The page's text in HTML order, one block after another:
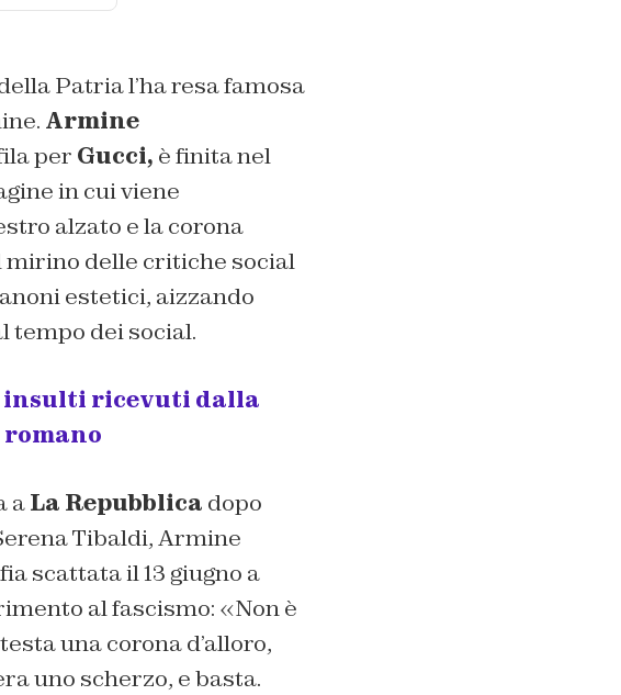
Patria l’ha resa famosa
Armine
per Gucci, è finita nel
in cui viene
alzato e la corona
mirino delle critiche social
estetici, aizzando
tempo dei social.
ricevuti dalla
romano
aLa Repubblica dopo
Tibaldi, Armine
scattata il 13 giugno a
al fascismo: «Non è
una corona d’alloro,
uno scherzo, e basta.